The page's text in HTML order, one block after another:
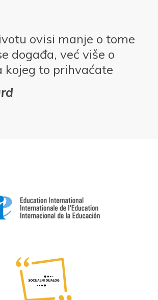
ovisi manje o tome
događa, već više o
kojeg to prihvaćate